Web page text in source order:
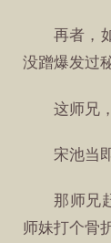
再者，
没蹭爆发过
这师兄
宋池当
那师兄
师妹打个骨